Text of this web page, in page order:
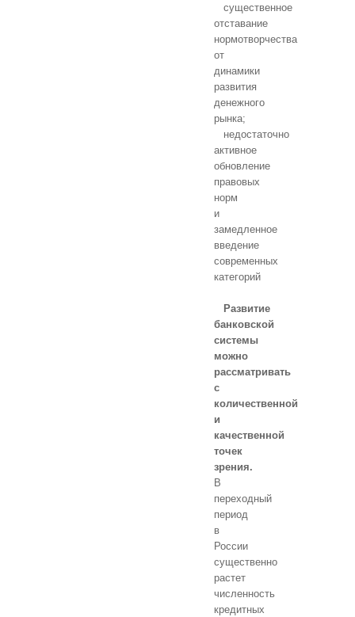
существенное
отставание
нормотворчества
от
динамики
развития
денежного
рынка;
недостаточно
активное
обновление
правовых
норм
и
замедленное
введение
современных
категорий
Развитие
банковской
системы
можно
рассматривать
с
количественной
и
качественной
точек
зрения.
В
переходный
период
в
России
существенно
растет
численность
кредитных